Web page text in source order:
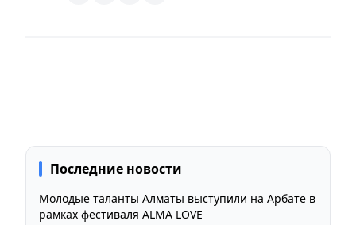
Последние новости
Молодые таланты Алматы выступили на Арбате в
рамках фестиваля ALMA LOVE